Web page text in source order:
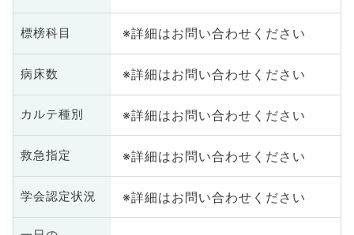
標榜科目 ※詳細はお問い合わせください
病床数 ※詳細はお問い合わせください
カルテ種別 ※詳細はお問い合わせください
救急指定 ※詳細はお問い合わせください
学会認定状況 ※詳細はお問い合わせください